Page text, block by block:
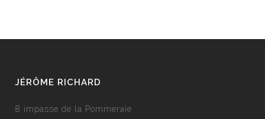
JÉRÔME RICHARD
8 impasse de la Pommeraie